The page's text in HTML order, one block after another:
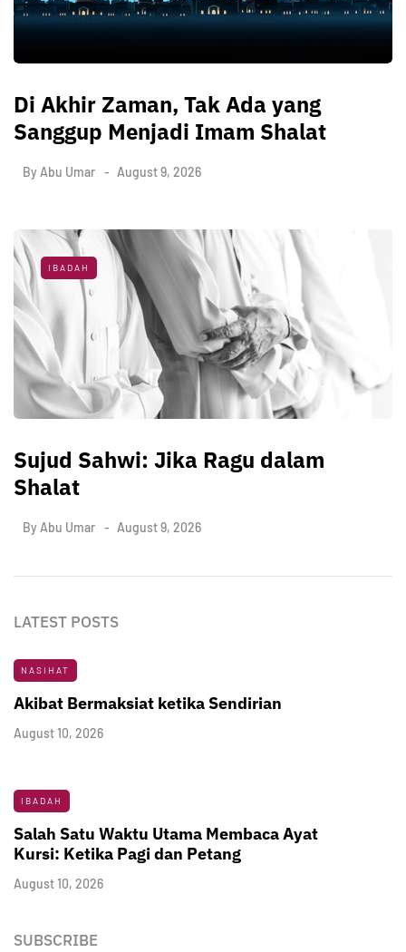
Di Akhir Zaman, Tak Ada yang
Sanggup Menjadi Imam Shalat
By Abu Umar August 9, 2026
IBADAH
Sujud Sahwi: Jika Ragu dalam
Shalat
By Abu Umar August 9, 2026
LATEST POSTS
NASIHAT
Akibat Bermaksiat ketika Sendirian
August 10, 2026
IBADAH
Salah Satu Waktu Utama Membaca Ayat
Kursi: Ketika Pagi dan Petang
August 10, 2026
SUBSCRIBE